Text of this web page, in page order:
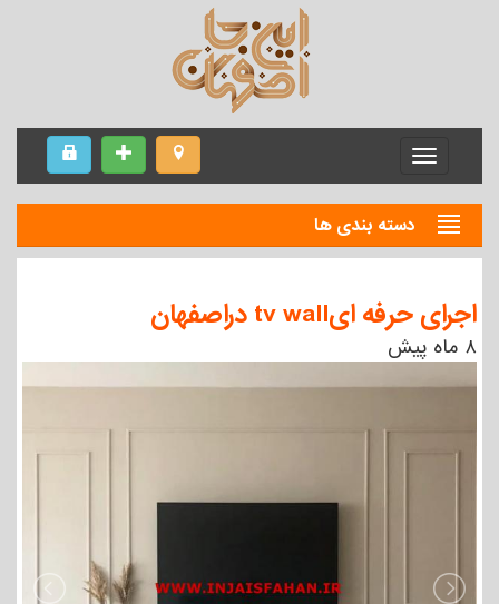
Menu
دسته بندی ها
اجرای حرفه ایtv wall دراصفهان
۸ ماه پیش